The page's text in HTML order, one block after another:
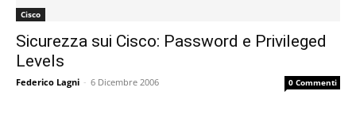
Cisco
Sicurezza sui Cisco: Password e Privileged
Levels
Federico Lagni - 6 Dicembre 2006 0 Commenti